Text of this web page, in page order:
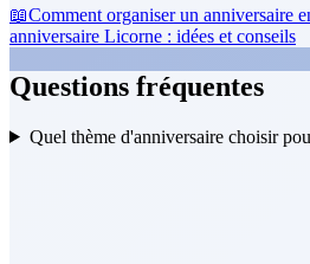
📖Comment organiser un anniversaire
anniversaire Licorne : idées et conseils
Questions fréquentes
Quel thème d'anniversaire choisir